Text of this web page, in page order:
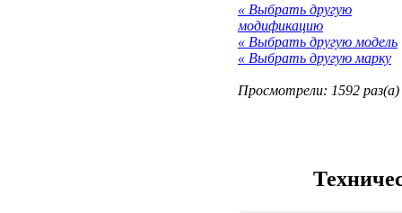
« Выбрать другую
модификацию
« Выбрать другую модель
« Выбрать другую марку
Просмотрели: 1592 раз(а)